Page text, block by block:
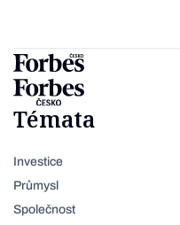
Témata
Investice
Průmysl
Společnost